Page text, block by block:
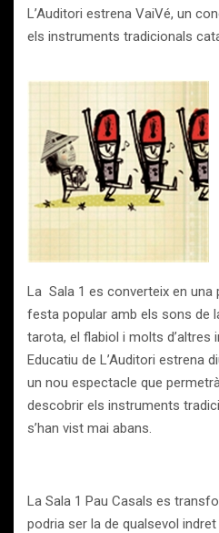
L’Auditori estrena VaiVé, un
els instruments tradicionals
La Sala 1 es converteix en una
festa popular amb els sons de
tarota, el flabiol i molts d’altres
Educatiu de L’Auditori estrena
un nou espectacle que
descobrir els instruments
s’han vist mai abans.
La Sala 1 Pau Casals es
podria ser la de qualsevol indret